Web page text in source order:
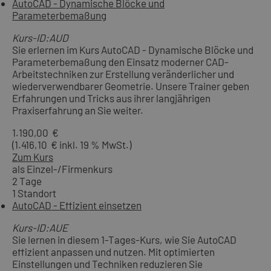
AutoCAD - Dynamische Blöcke und
Parameterbemaßung
Kurs-ID:AUD
Sie erlernen im Kurs AutoCAD - Dynamische Blöcke und
Parameterbemaßung den Einsatz moderner CAD-
Arbeitstechniken zur Erstellung veränderlicher und
wiederverwendbarer Geometrie. Unsere Trainer geben
Erfahrungen und Tricks aus ihrer langjährigen
Praxiserfahrung an Sie weiter.
1.190,00 €
(1.416,10 € inkl. 19 % MwSt.)
Zum Kurs
als Einzel-/Firmenkurs
2 Tage
1 Standort
AutoCAD - Effizient einsetzen
Kurs-ID:AUE
Sie lernen in diesem 1-Tages-Kurs, wie Sie AutoCAD
effizient anpassen und nutzen. Mit optimierten
Einstellungen und Techniken reduzieren Sie